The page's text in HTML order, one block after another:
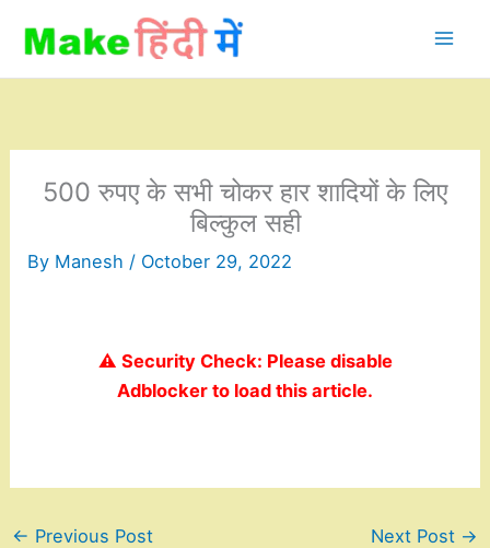
content
500 रुपए के सभी चोकर हार शादियों के लिए
बिल्कुल सही
By Manesh / October 29, 2022
⚠️ Security Check: Please disable
Adblocker to load this article.
← Previous Post Next Post →